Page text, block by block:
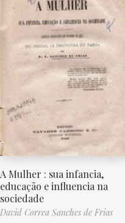
A Mulher : sua infancia,
educação e influencia na
sociedade
David Correa Sanches de Frias